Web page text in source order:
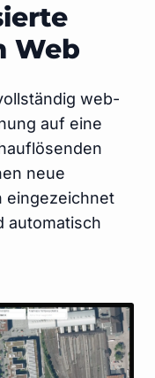
Web
web-
auf eine
neue
eingezeichnet
automatisch